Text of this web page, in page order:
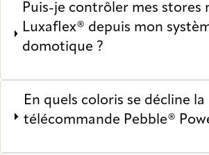
Puis-je contrôler mes stores
Luxaflex® depuis mon
domotique ?
En quels coloris se décline la
télécommande Pebble®